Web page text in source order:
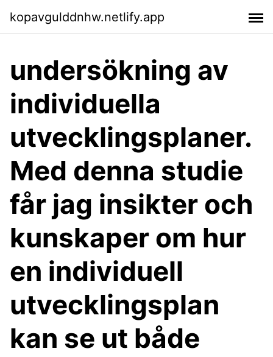
kopavgulddnhw.netlify.app
undersökning av
individuella
utvecklingsplaner.
Med denna studie
får jag insikter och
kunskaper om hur
en individuell
utvecklingsplan
kan se ut både